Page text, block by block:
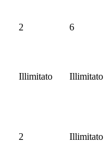
2 6
Illimitato Illimitato
2 Illimitato